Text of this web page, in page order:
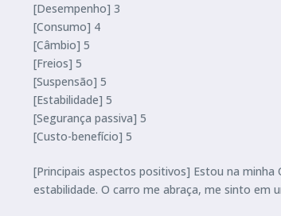
[Desempenho] 3
[Consumo] 4
[Câmbio] 5
[Freios] 5
[Suspensão] 5
[Estabilidade] 5
[Segurança passiva] 5
[Custo-benefício] 5
[Principais aspectos positivos] Estou na
estabilidade. O carro me abraça, me sinto